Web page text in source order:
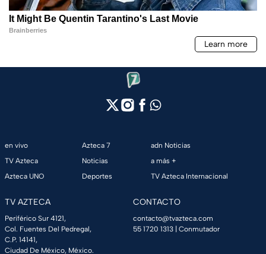
en vivo
TV Azteca
Azteca UNO
Azteca 7
Noticias
Deportes
adn Noticias
a más +
TV Azteca Internacional
TV AZTECA
Periférico Sur 4121,
Col. Fuentes Del Pedregal,
C.P. 14141,
Ciudad De México, México.
CONTACTO
contacto@tvazteca.com
55 1720 1313 | Conmutador